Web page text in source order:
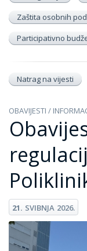
Zaštita osobnih
Participativno
Natrag na vijesti
OBAVIJESTI /
21. SVIBNJA 2026.